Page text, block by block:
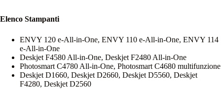
Elenco Stampanti
ENVY 120 e-All-in-One, ENVY 110 e-All-in-One, ENVY 114
e-All-in-One
Deskjet F4580 All-in-One, Deskjet F2480 All-in-One
Photosmart C4780 All-in-One, Photosmart C4680 multifunzione
Deskjet D1660, Deskjet D2660, Deskjet D5560, Deskjet
F4280, Deskjet D2560